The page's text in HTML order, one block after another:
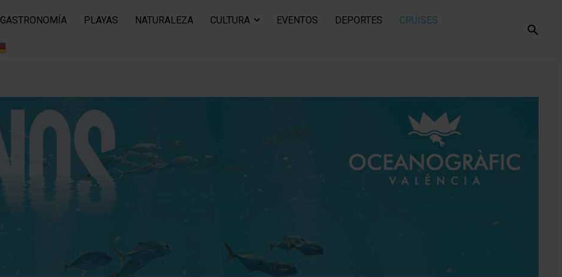
GASTRONOMÍA PLAYAS NATURALEZA CULTURA EVENTOS DEPORTES CRUISES